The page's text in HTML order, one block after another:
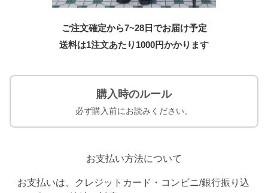
ご注文確定から7~28日でお届け予定
送料は1注文あたり 1000円かかります
購入時のルール
必ず購入前にお読みください。
お支払い方法について
お支払いは、クレジットカード・コンビニ/銀行振り込